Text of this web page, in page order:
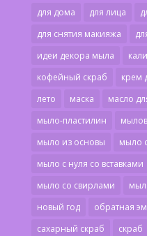
для дома
для лица
для снятия макияжа
идеи декора мыла
кофейный скраб
крем
лето
маска масло
мыло-пластилин
мыло из основы
мыло
мыло с нуля со вставками
мыло со свирлами
новый год
обратная
сахарный скраб
скраб